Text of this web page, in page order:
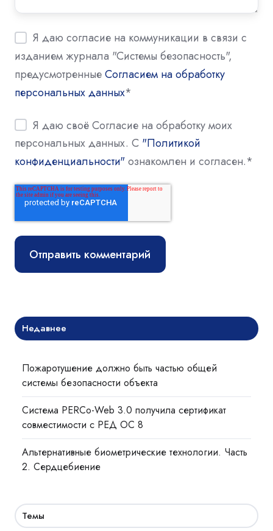
Я даю согласие на коммуникации в связи с
изданием журнала "Системы безопасность",
предусмотренныеСогласием на обработку
персональных данных*
Я даю своё Согласие на обработку моих
персональных данных. С "Политикой
конфиденциальности"ознакомлен и согласен.*
Недавнее
Пожаротушение должно быть частью общей
системы безопасности объекта
Система PERCo-Web 3.0 получила сертификат
совместимости с РЕД ОС 8
Альтернативные биометрические технологии. Часть
2. Сердцебиение
Темы